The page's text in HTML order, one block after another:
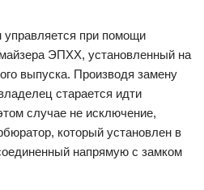
управляется при помощи
ЭПХХ, установленный на
выпуска. Производя замену
старается идти
случае не исключение,
который установлен в
напрямую с замком